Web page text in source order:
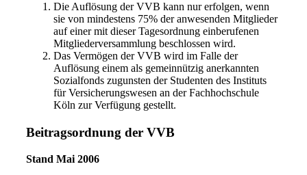
Die Auflösung der VVB kann nur erfolgen, wenn
sie von mindestens 75% der anwesenden Mitglieder
auf einer mit dieser Tagesordnung einberufenen
Mitgliederversammlung beschlossen wird.
Das Vermögen der VVB wird im Falle der
Auflösung einem als gemeinnützig anerkannten
Sozialfonds zugunsten der Studenten des Instituts
für Versicherungswesen an der Fachhochschule
Köln zur Verfügung gestellt.
Beitragsordnung der VVB
Stand Mai 2006